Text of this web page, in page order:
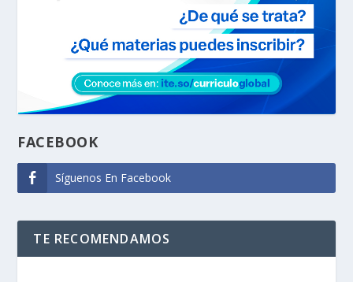
FACEBOOK
Síguenos En Facebook
TE RECOMENDAMOS